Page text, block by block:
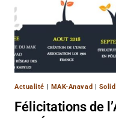
Actualité | MAK-Anavad |
Félicitations de